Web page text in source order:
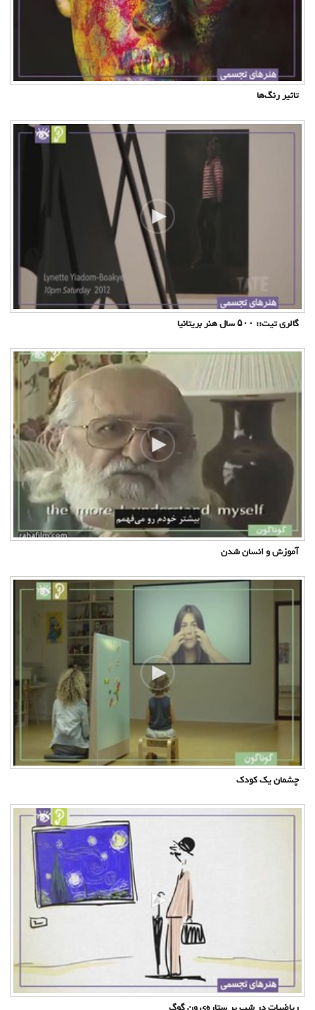
تاثیر رنگ‌ها
گالری تیت:: ۵۰۰ سال هنر بریتانیا
آموزش و انسان شدن
چشمان یک کودک